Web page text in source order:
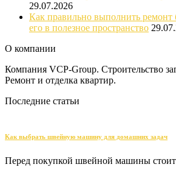
29.07.2026
Как правильно выполнить ремонт
его в полезное пространство
О компании
Компания VCP-Group. Строительство
Ремонт и отделка квартир.
Последние статьи
Как выбрать швейную машину для домашних задач
Перед покупкой швейной машины